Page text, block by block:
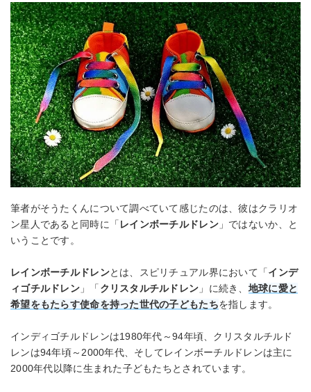
筆者がそうたくんについて調べていて感じたのは、彼はクラリオ
ン星人であると同時に「 レインボーチルドレン」ではないか、と
いうことです。
レインボーチルドレンとは、スピリチュアル界において「インデ
ィゴチルドレン」「 クリスタルチルドレン 」に続き、 地球に愛と
希望をもたらす使命を持った世代の子どもたちを指します。
インディゴチルドレンは1980年代～94年頃、クリスタルチルド
レンは94年頃～2000年代、そしてレインボーチルドレンは主に
2000年代以降に生まれた子どもたちとされています。